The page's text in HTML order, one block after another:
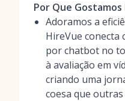
Por Que Gostamos
Adoramos a
HireVue conecta
por chatbot no
à avaliação em
criando uma
coesa que